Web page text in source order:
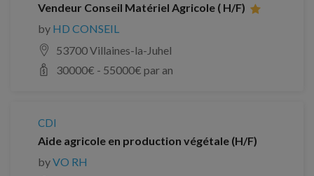
Vendeur Conseil Matériel Agricole ( H/F)
by HD CONSEIL
53700 Villaines-la-Juhel
30000€ - 55000€ par an
CDI
Aide agricole en production végétale (H/F)
byVO RH